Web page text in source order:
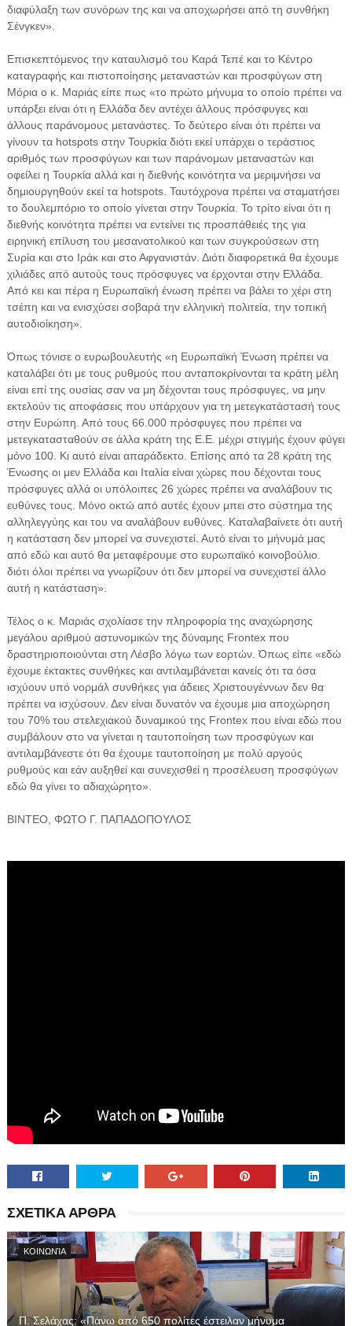
διαφύλαξη των συνόρων της και να αποχωρήσει από τη συνθήκη
Σένγκεν».
Επισκεπτόμενος την καταυλισμό του Καρά Τεπέ και το Κέντρο
καταγραφής και πιστοποίησης μεταναστών και προσφύγων στη
Μόρια ο κ. Μαριάς είπε πως «το πρώτο μήνυμα το οποίο πρέπει να
υπάρξει είναι ότι η Ελλάδα δεν αντέχει άλλους πρόσφυγες και
άλλους παράνομους μετανάστες. Το δεύτερο είναι ότι πρέπει να
γίνουν τα hotspots στην Τουρκία διότι εκεί υπάρχει ο τεράστιος
αριθμός των προσφύγων και των παράνομων μεταναστών και
οφείλει η Τουρκία αλλά και η διεθνής κοινότητα να μεριμνήσει να
δημιουργηθούν εκεί τα hotspots. Ταυτόχρονα πρέπει να σταματήσει
το δουλεμπόριο το οποίο γίνεται στην Τουρκία. Το τρίτο είναι ότι η
διεθνής κοινότητα πρέπει να εντείνει τις προσπάθειές της για
ειρηνική επίλυση του μεσανατολικού και των συγκρούσεων στη
Συρία και στο Ιράκ και στο Αφγανιστάν. Διότι διαφορετικά θα έχουμε
χιλιάδες από αυτούς τους πρόσφυγες να έρχονται στην Ελλάδα.
Από κει και πέρα η Ευρωπαϊκή ένωση πρέπει να βάλει το χέρι στη
τσέπη και να ενισχύσει σοβαρά την ελληνική πολιτεία, την τοπική
αυτοδιοίκηση».
Όπως τόνισε ο ευρωβουλευτής «η Ευρωπαϊκή Ένωση πρέπει να
καταλάβει ότι με τους ρυθμούς που ανταποκρίνονται τα κράτη μέλη
είναι επί της ουσίας σαν να μη δέχονται τους πρόσφυγες, να μην
εκτελούν τις αποφάσεις που υπάρχουν για τη μετεγκατάστασή τους
στην Ευρώπη. Από τους 66.000 πρόσφυγες που πρέπει να
μετεγκατασταθούν σε άλλα κράτη της Ε.Ε. μέχρι στιγμής έχουν φύγει
μόνο 100. Κι αυτό είναι απαράδεκτο. Επίσης από τα 28 κράτη της
Ένωσης οι μεν Ελλάδα και Ιταλία είναι χώρες που δέχονται τους
πρόσφυγες αλλά οι υπόλοιπες 26 χώρες πρέπει να αναλάβουν τις
ευθύνες τους. Μόνο οκτώ από αυτές έχουν μπει στο σύστημα της
αλληλεγγύης και του να αναλάβουν ευθύνες. Καταλαβαίνετε ότι αυτή
η κατάσταση δεν μπορεί να συνεχιστεί. Αυτό είναι το μήνυμά μας
από εδώ και αυτό θα μεταφέρουμε στο ευρωπαϊκό κοινοβούλιο.
διότι όλοι πρέπει να γνωρίζουν ότι δεν μπορεί να συνεχιστεί άλλο
αυτή η κατάσταση».
Τέλος ο κ. Μαριάς σχολίασε την πληροφορία της αναχώρησης
μεγάλου αριθμού αστυνομικών της δύναμης Frontex που
δραστηριοποιούνται στη Λέσβο λόγω των εορτών. Όπως είπε «εδώ
έχουμε έκτακτες συνθήκες και αντιλαμβάνεται κανείς ότι τα όσα
ισχύουν υπό νορμάλ συνθήκες για άδειες Χριστουγέννων δεν θα
πρέπει να ισχύσουν. Δεν είναι δυνατόν να έχουμε μια αποχώρηση
του 70% του στελεχιακού δυναμικού της Frontex που είναι εδώ που
συμβάλουν στο να γίνεται η ταυτοποίηση των προσφύγων και
αντιλαμβάνεστε ότι θα έχουμε ταυτοποίηση με πολύ αργούς
ρυθμούς και εάν αυξηθεί και συνεχισθεί η προσέλευση προσφύγων
εδώ θα γίνει το αδιαχώρητο».
ΒΙΝΤΕΟ, ΦΩΤΟ Γ. ΠΑΠΑΔΟΠΟΥΛΟΣ
ΣΧΕΤΙΚΑ ΑΡΘΡΑ
ΚΟΙΝΩΝΊΑ
Π. Σελάχας: «Πάνω από 650 πολίτες έστειλαν μήνυμα